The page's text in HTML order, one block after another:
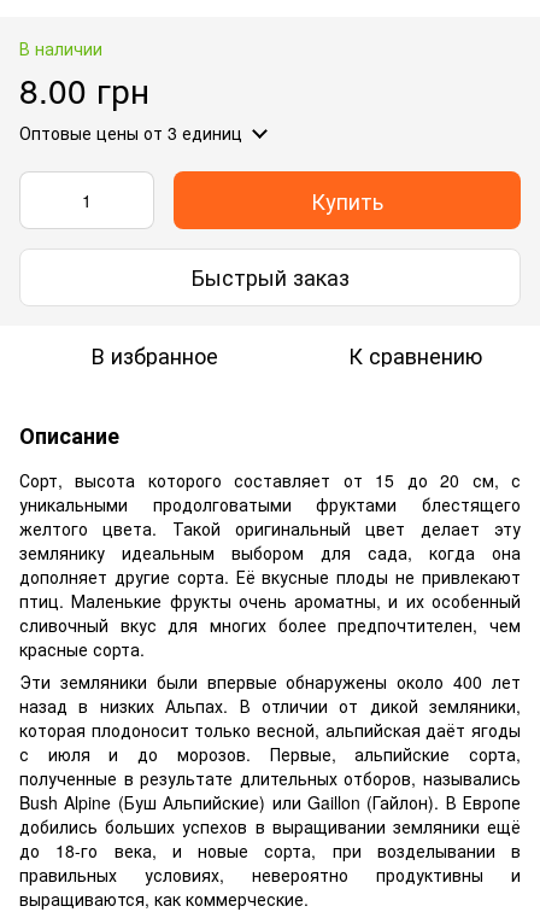
В наличии
8.00 грн
Оптовые цены от 3 единиц
Купить
Быстрый заказ
В избранное К сравнению
Описание
Сорт, высота которого составляет от 15 до 20 см, с
уникальными продолговатыми фруктами блестящего
желтого цвета. Такой оригинальный цвет делает эту
землянику идеальным выбором для сада, когда она
дополняет другие сорта. Её вкусные плоды не привлекают
птиц. Маленькие фрукты очень ароматны, и их особенный
сливочный вкус для многих более предпочтителен, чем
красные сорта.
Эти земляники были впервые обнаружены около 400 лет
назад в низких Альпах. В отличии от дикой земляники,
которая плодоносит только весной, альпийская даёт ягоды
с июля и до морозов. Первые, альпийские сорта,
полученные в результате длительных отборов, назывались
Bush Alpine (Буш Альпийские) или Gaillon (Гайлон). В Европе
добились больших успехов в выращивании земляники ещё
до 18-го века, и новые сорта, при возделывании в
правильных условиях, невероятно продуктивны и
выращиваются, как коммерческие.